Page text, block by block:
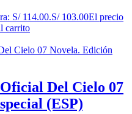
S/ 114.00.S/103.00El precio
carrito
Del Cielo 07
(ESP)